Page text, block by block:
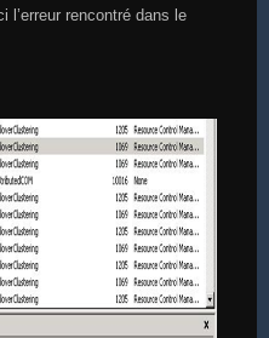
l’erreur rencontré dans le